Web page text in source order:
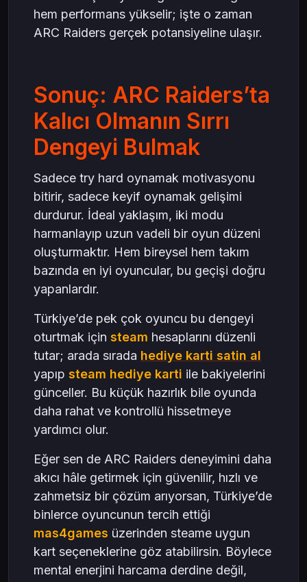
hem performans yükselir; işte o zaman
ARC Raiders gerçek potansiyeline ulaşır.
Sonuç: ARC Raiders’ta
Kalıcı Olmanın Sırrı
Dengeyi Bulmak
Sadece try hard oynamak motivasyonu
bitirir, sadece keyif oynamak gelişimi
durdurur. İdeal yaklaşım, iki modu
harmanlayıp uzun vadeli bir oyun düzeni
oluşturmaktır. Hem bireysel hem takım
bazında en iyi oyuncular, bu geçişi doğru
yapanlardır.
Türkiye’de pek çok oyuncu bu dengeyi
oturtmak için steam hesaplarını düzenli
tutar; arada sırada hediye karti satin al
yapıp steam hediye karti ile bakiyelerini
günceller. Bu küçük hazırlık bile oyunda
daha rahat ve kontrollü hissetmeye
yardımcı olur.
Eğer sen de ARC Raiders deneyimini daha
akıcı hâle getirmek için güvenilir, hızlı ve
zahmetsiz bir çözüm arıyorsan, Türkiye’de
binlerce oyuncunun tercih ettiği
mas4games üzerinden steame uygun
kart seçeneklerine göz atabilirsin. Böylece
mental enerjini harcama derdine değil,